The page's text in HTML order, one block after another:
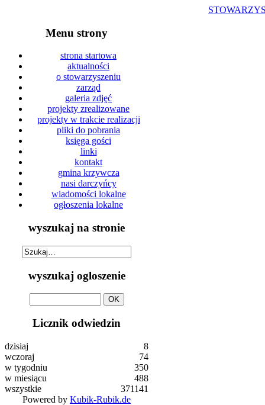
Menu strony
strona startowa
aktualności
o stowarzyszeniu
zarząd
galeria zdjęć
projekty zrealizowane
projekty w trakcie realizacji
pliki do pobrania
księga gości
linki
kontakt
gmina krzywcza
nasi darczyńcy
wiadomości lokalne
ogłoszenia lokalne
wyszukaj na stronie
wyszukaj ogloszenie
OK
Licznik odwiedzin
dzisiaj
8
wczoraj
74
w tygodniu
350
w miesiącu
488
wszystkie
371141
Powered by Kubik-Rubik.de